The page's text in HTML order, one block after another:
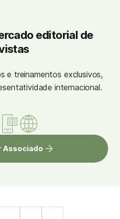
editorial de
e treinamentos exclusivos,
internacional.
Associado